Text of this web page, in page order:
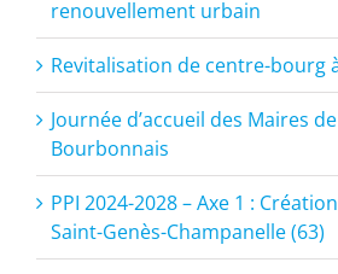
renouvellement urbain
Revitalisation de centre-bourg
Journée d’accueil des Maires
Bourbonnais
PPI 2024-2028 – Axe 1 :
Saint-Genès-Champanelle (63)